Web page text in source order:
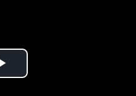
Play Video